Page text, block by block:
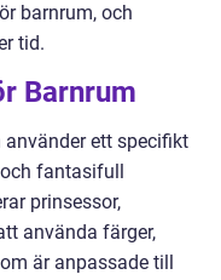
barnrum, och
tid.
Barnrum
ett specifikt
fantasifull
prinsessor,
använda färger,
är anpassade till